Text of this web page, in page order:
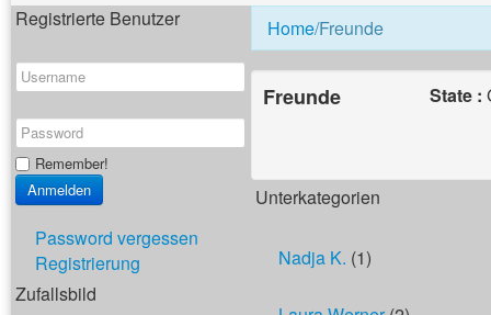
Registrierte Benutzer
Remember!
Password vergessen
Registrierung
Zufallsbild
Home/Freunde
Freunde State :
Unterkategorien
Nadja K. (1)